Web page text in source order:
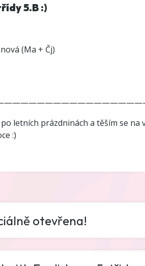
5.B :)
(Ma + Čj)
letních prázdninách a těším se
:)
otevřena!